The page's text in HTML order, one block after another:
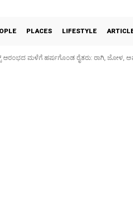
PLACES LIFESTYLE
ಆರಂಭದ ಮಳೆಗೆ ಹರ್ಷಗೊಂಡ ರೈತರು: ರಾಗಿ, ಜೋಳ, ಅವರೆ
ಗರುಡಾದ್ರಿ ಶಾಲೆ ಮುಂಭಾಗದ ರಸ್ತೆ